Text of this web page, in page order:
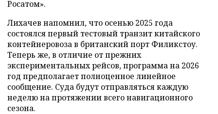
Росатом».
Лихачев напомнил, что осенью 2025 года
состоялся первый тестовый транзит китайского
контейнеровоза в британский порт Филикстоу.
Теперь же, в отличие от прежних
экспериментальных рейсов, программа на 2026
год предполагает полноценное линейное
сообщение. Суда будут отправляться каждую
неделю на протяжении всего навигационного
сезона.